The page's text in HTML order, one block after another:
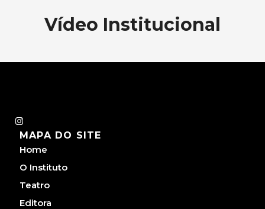
Vídeo Institucional
I
n
s
t
a
g
r
a
m
MAPA DO SITE
Home
O Instituto
Teatro
Editora